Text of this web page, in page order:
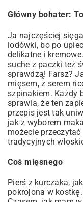
Główny bohater:
Ja najczęściej
lodówki, bo po
delikatne i
suche z paczki też
sprawdzą! Farsz?
mięsem, z serem
szpinakiem. Każdy
sprawia, że ten
przepis jest tak
jak z wyborem
możecie
tradycyjnych
Coś mięsnego
Pierś z kurczaka,
pokrojona w